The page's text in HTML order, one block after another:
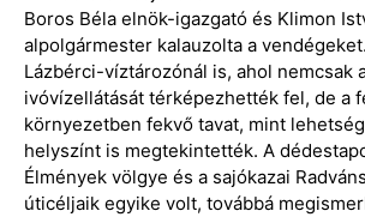
Boros Béla elnök-igazgató és Klimon
alpolgármester kalauzolta a
Lázbérci-víztározónál is, ahol nemcsak
ivóvízellátását térképezhették fel, de a
környezetben fekvő tavat, mint
helyszínt is megtekintették. A
Élmények völgye és a sajókazai
úticéljaik egyike volt, továbbá